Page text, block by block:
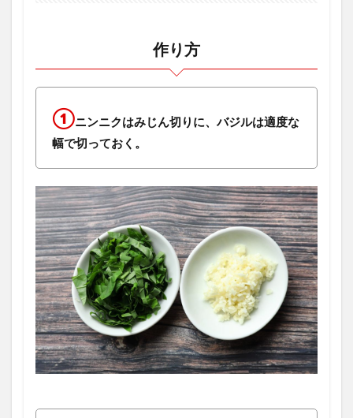
作り方
①ニンニクはみじん切りに、バジルは適度な
幅で切っておく。